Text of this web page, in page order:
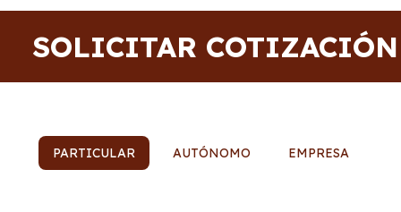
SOLICITAR COTIZACIÓN
PARTICULAR AUTÓNOMO EMPRESA